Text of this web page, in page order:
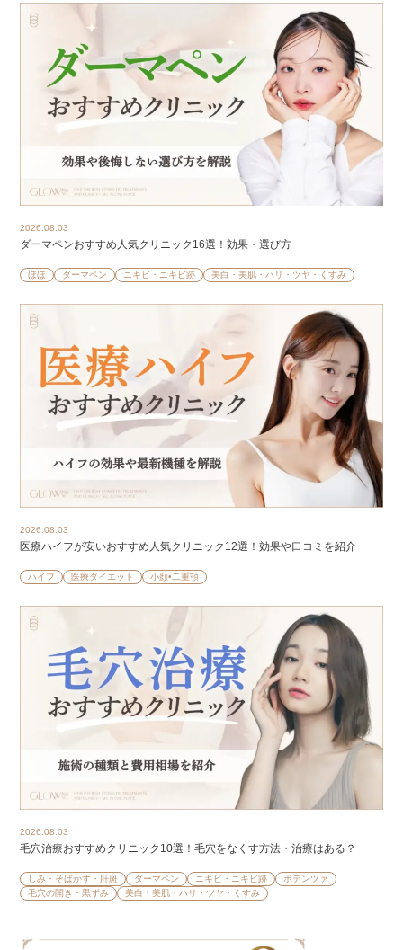
2026.08.03
ダーマペンおすすめ人気クリニック16選！効果・選び方
ほほ ダーマペン ニキビ・ニキビ跡 美白・美肌・ハリ・ツヤ・くすみ
2026.08.03
医療ハイフが安いおすすめ人気クリニック12選！効果や口コミを紹介
ハイフ 医療ダイエット 小顔•二重顎
2026.08.03
毛穴治療おすすめクリニック10選！毛穴をなくす方法・治療はある？
しみ・そばかす・肝斑 ダーマペン ニキビ・ニキビ跡
ポテンツァ
毛穴の開き・黒ずみ
美白・美肌・ハリ・ツヤ・くすみ